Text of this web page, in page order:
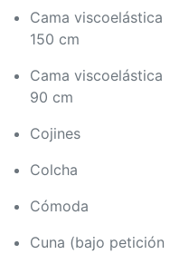
Cama viscoelástica
150 cm
Cama viscoelástica
90 cm
Cojines
Colcha
Cómoda
Cuna (bajo petición